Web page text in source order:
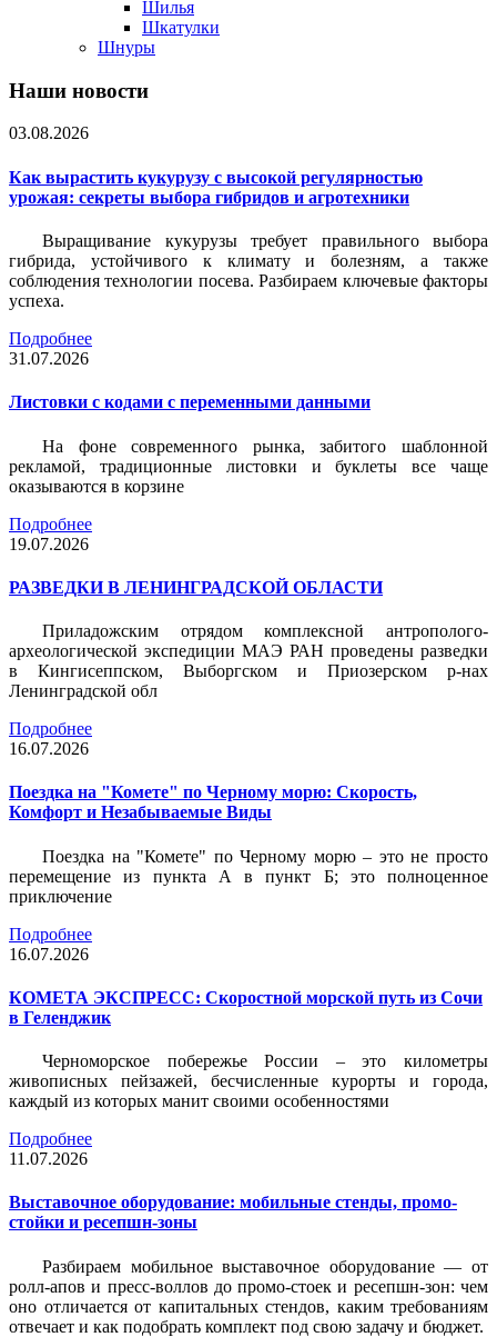
Шилья
Шкатулки
Шнуры
Наши новости
03.08.2026
Как вырастить кукурузу с высокой регулярностью
урожая: секреты выбора гибридов и агротехники
Выращивание кукурузы требует правильного выбора
гибрида, устойчивого к климату и болезням, а также
соблюдения технологии посева. Разбираем ключевые факторы
успеха.
Подробнее
31.07.2026
Листовки c кодами с переменными данными
На фоне современного рынка, забитого шаблонной
рекламой, традиционные листовки и буклеты все чаще
оказываются в корзине
Подробнее
19.07.2026
РАЗВЕДКИ В ЛЕНИНГРАДСКОЙ ОБЛАСТИ
Приладожским отрядом комплексной антрополого-
археологической экспедиции МАЭ РАН проведены разведки
в Кингисеппском, Выборгском и Приозерском р-нах
Ленинградской обл
Подробнее
16.07.2026
Поездка на "Комете" по Черному морю: Скорость,
Комфорт и Незабываемые Виды
Поездка на "Комете" по Черному морю – это не просто
перемещение из пункта А в пункт Б; это полноценное
приключение
Подробнее
16.07.2026
КОМЕТА ЭКСПРЕСС: Скоростной морской путь из Сочи
в Геленджик
Черноморское побережье России – это километры
живописных пейзажей, бесчисленные курорты и города,
каждый из которых манит своими особенностями
Подробнее
11.07.2026
Выставочное оборудование: мобильные стенды, промо-
стойки и ресепшн-зоны
Разбираем мобильное выставочное оборудование — от
ролл-апов и пресс-воллов до промо-стоек и ресепшн-зон: чем
оно отличается от капитальных стендов, каким требованиям
отвечает и как подобрать комплект под свою задачу и бюджет.